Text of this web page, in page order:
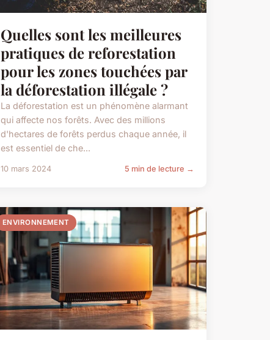
Quelles sont les meilleures
pratiques de reforestation
pour les zones touchées par
la déforestation illégale ?
La déforestation est un phénomène alarmant
qui affecte nos forêts. Avec des millions
d'hectares de forêts perdus chaque année, il
est essentiel de che...
10 mars 2024 5 min de lecture →
ENVIRONNEMENT